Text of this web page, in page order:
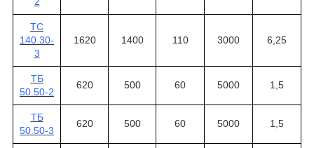
ТС
140.30-
3
1620 1400 110 3000 6,25
ТБ
50.50-2
620 500 60 5000 1,5
ТБ
50.50-3
620 500 60 5000 1,5